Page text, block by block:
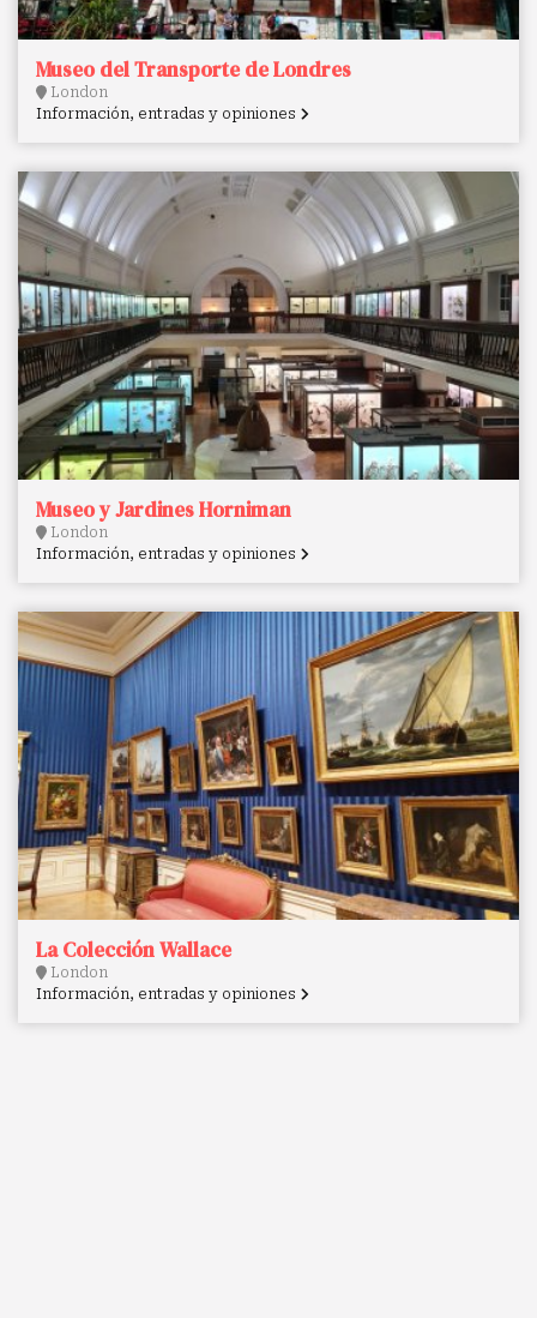
Museo del Transporte de Londres
London
Información, entradas y opiniones
Museo y Jardines Horniman
London
Información, entradas y opiniones
La Colección Wallace
London
Información, entradas y opiniones